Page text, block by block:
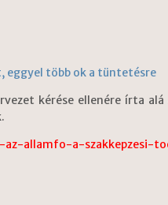
eggyel több ok a tüntetésre
kérése ellenére írta
az-allamfo-a-